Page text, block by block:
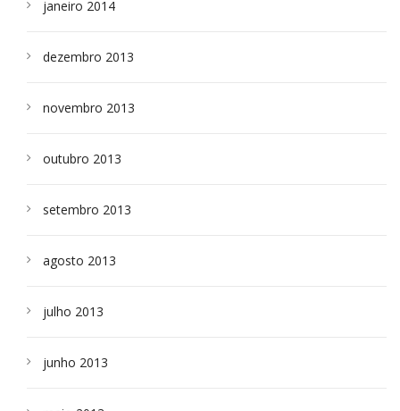
janeiro 2014
dezembro 2013
novembro 2013
outubro 2013
setembro 2013
agosto 2013
julho 2013
junho 2013